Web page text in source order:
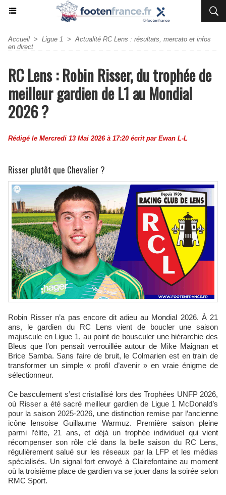
Accueil > Ligue 1 > Actualité RC Lens : résultats, mercato et infos
en direct
RC Lens : Robin Risser, du trophée de
meilleur gardien de L1 au Mondial
2026 ?
Rédigé le Mercredi 13 Mai 2026 à 17:20 écrit par Ewan L-L
Risser plutôt que Chevalier ?
Robin Risser n’a pas encore dit adieu au Mondial 2026. À 21
ans, le gardien du RC Lens vient de boucler une saison
majuscule en Ligue 1, au point de bousculer une hiérarchie des
Bleus que l’on pensait verrouillée autour de Mike Maignan et
Brice Samba. Sans faire de bruit, le Colmarien est en train de
transformer un simple « profil d’avenir » en vraie énigme de
sélectionneur.
Ce basculement s’est cristallisé lors des Trophées UNFP 2026,
où Risser a été sacré meilleur gardien de Ligue 1 McDonald’s
pour la saison 2025-2026, une distinction remise par l’ancienne
icône lensoise Guillaume Warmuz. Première saison pleine
parmi l’élite, 21 ans, et déjà un trophée individuel qui vient
récompenser son rôle clé dans la belle saison du RC Lens,
régulièrement salué sur les réseaux par la LFP et les médias
spécialisés. Un signal fort envoyé à Clairefontaine au moment
où la troisième place de gardien va se jouer dans la soirée selon
RMC Sport.